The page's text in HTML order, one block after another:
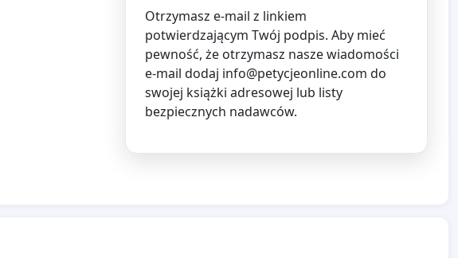
Otrzymasz e-mail z linkiem
potwierdzającym Twój podpis. Aby mieć
pewność, że otrzymasz nasze wiadomości
e-mail dodaj info@petycjeonline.com do
swojej książki adresowej lub listy
bezpiecznych nadawców.